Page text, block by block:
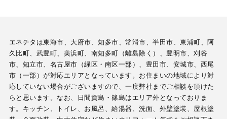
エネチタは東海市、大府市、知多市、常滑市、半田市、東浦町、阿
久比町、武豊町、美浜町、南知多町（離島除く）、豊明市、刈谷
市、知立市、名古屋市（緑区・南区一部）、豊田市、安城市、西尾
市（一部）が対応エリアとなっています。お住まいの地域により対
応していない場合がございますので、一度弊社までご相談を頂けた
らと思います。なお、日間賀島・篠島はエリア外となっておりま
す。キッチン、トイレ、お風呂、給湯器、洗面、外壁塗装、屋根塗